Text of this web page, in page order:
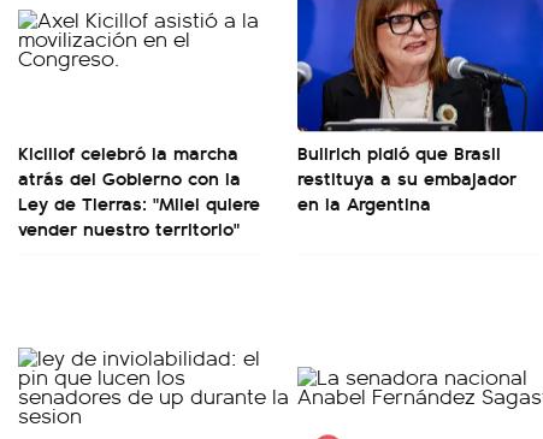
Kicillof celebró la marcha
atrás del Gobierno con la
Ley de Tierras: "Milei quiere
vender nuestro territorio"
Bullrich pidió que Brasil
restituya a su embajador
en la Argentina